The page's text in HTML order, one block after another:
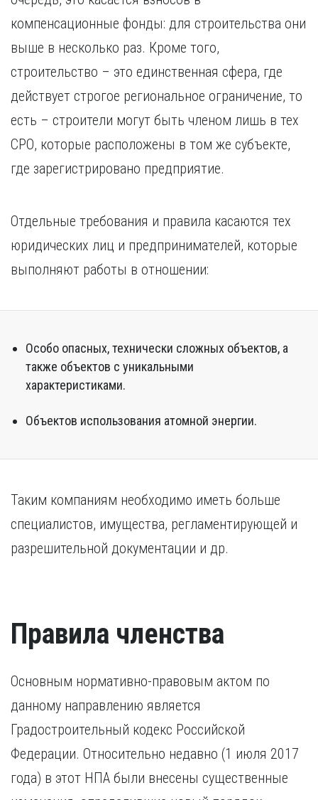
компенсационные фонды: для строительства они
выше в несколько раз. Кроме того,
строительство – это единственная сфера, где
действует строгое региональное ограничение, то
есть – строители могут быть членом лишь в тех
СРО, которые расположены в том же субъекте,
где зарегистрировано предприятие.
Отдельные требования и правила касаются тех
юридических лиц и предпринимателей, которые
выполняют работы в отношении:
Особо опасных, технически сложных объектов, а
также объектов с уникальными
характеристиками.
Объектов использования атомной энергии.
Таким компаниям необходимо иметь больше
специалистов, имущества, регламентирующей и
разрешительной документации и др.
Правила членства
Основным нормативно-правовым актом по
данному направлению является
Градостроительный кодекс Российской
Федерации. Относительно недавно (1 июля 2017
года) в этот НПА были внесены существенные